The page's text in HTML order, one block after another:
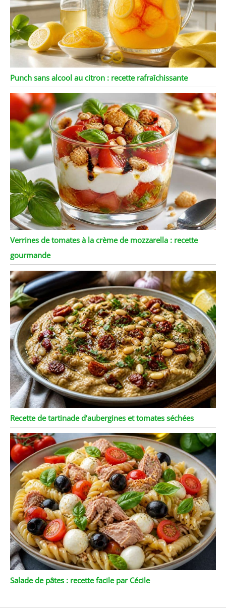
Punch sans alcool au citron : recette rafraîchissante
Verrines de tomates à la crème de mozzarella : recette
gourmande
Recette de tartinade d’aubergines et tomates séchées
Salade de pâtes : recette facile par Cécile